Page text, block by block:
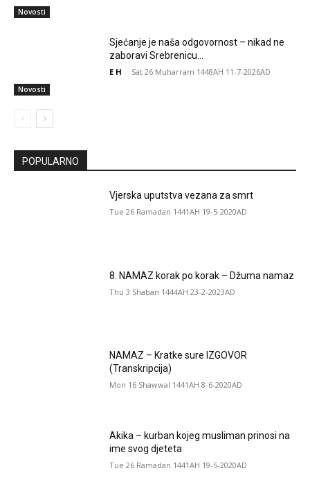
Novosti
Novosti
Sjećanje je naša odgovornost – nikad ne
zaboravi Srebrenicu…
E H - Sat 26 Muharram 1448AH 11-7-2026AD
POPULARNO
Vjerska uputstva vezana za smrt
Tue 26 Ramadan 1441AH 19-5-2020AD
8. NAMAZ korak po korak – Džuma namaz
Thu 3 Shaban 1444AH 23-2-2023AD
NAMAZ – Kratke sure IZGOVOR
(Transkripcija)
Mon 16 Shawwal 1441AH 8-6-2020AD
Akika – kurban kojeg musliman prinosi na
ime svog djeteta
Tue 26 Ramadan 1441AH 19-5-2020AD